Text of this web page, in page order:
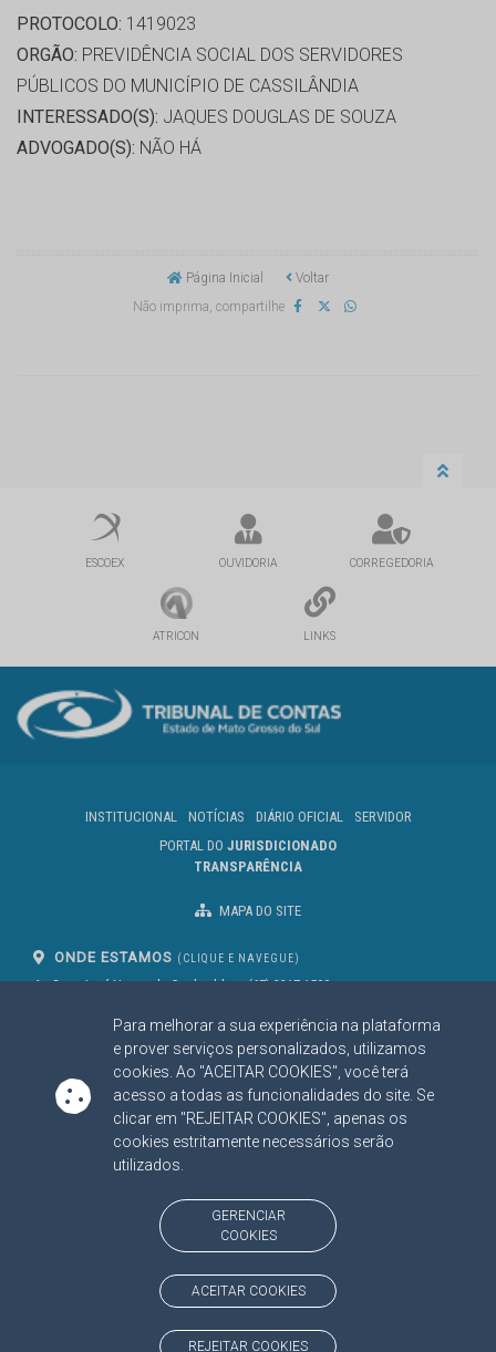
Para melhorar a sua experiência na plataforma
e prover serviços personalizados, utilizamos
cookies. Ao "ACEITAR COOKIES", você terá
acesso a todas as funcionalidades do site. Se
clicar em "REJEITAR COOKIES", apenas os
cookies estritamente necessários serão
utilizados.
GERENCIAR
COOKIES
ACEITAR COOKIES
REJEITAR COOKIES
PROTOCOLO: 1419023
ORGÃO: PREVIDÊNCIA SOCIAL DOS SERVIDORES
PÚBLICOS DO MUNICÍPIO DE CASSILÂNDIA
INTERESSADO(S): JAQUES DOUGLAS DE SOUZA
ADVOGADO(S): NÃO HÁ
Página Inicial
Voltar
Não imprima, compartilhe
ESCOEX OUVIDORIA CORREGEDORIA
ATRICON LINKS
INSTITUCIONAL NOTÍCIAS DIÁRIO OFICIAL
SERVIDOR
PORTAL DO JURISDICIONADO
TRANSPARÊNCIA
MAPA DO SITE
ONDE ESTAMOS (CLIQUE E NAVEGUE)
Av. Des. José Nunes da Cunha, bloco
Campo Grande/MS
CEP: 79031-310
(67) 3317-1500
SIGA NOSSAS REDES SOCIAIS
Linked InYoutube
Facebook
X
BAIXE NOSSO APLICATIVO
https://www.tce.ms.gov.br